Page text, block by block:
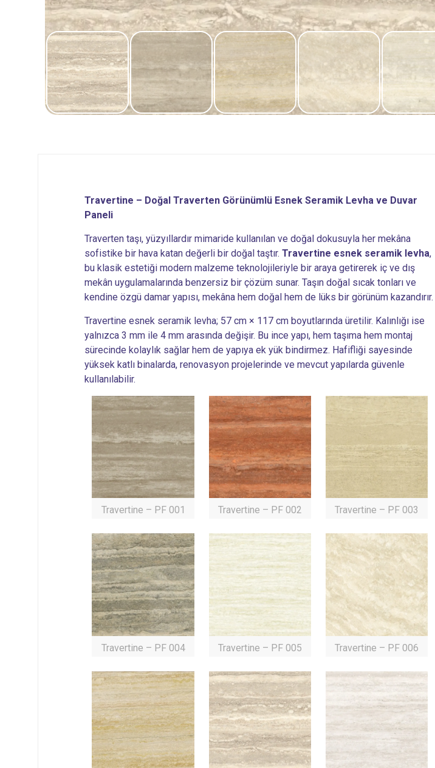
Travertine – Doğal Traverten Görünümlü Esnek Seramik Levha ve Duvar
Paneli
Traverten taşı, yüzyıllardır mimaride kullanılan ve doğal dokusuyla her mekâna
sofistike bir hava katan değerli bir doğal taştır.Travertine esnek seramik levha,
bu klasik estetiği modern malzeme teknolojileriyle bir araya getirerek iç ve dış
mekân uygulamalarında benzersiz bir çözüm sunar. Taşın doğal sıcak tonları ve
kendine özgü damar yapısı, mekâna hem doğal hem de lüks bir görünüm kazandırır.
Travertine esnek seramik levha; 57 cm × 117 cm boyutlarında üretilir. Kalınlığı ise
yalnızca 3 mm ile 4 mm arasında değişir. Bu ince yapı, hem taşıma hem montaj
sürecinde kolaylık sağlar hem de yapıya ek yük bindirmez. Hafifliği sayesinde
yüksek katlı binalarda, renovasyon projelerinde ve mevcut yapılarda güvenle
kullanılabilir.
Travertine – PF 001 Travertine – PF 002 Travertine – PF 003
Travertine – PF 004 Travertine – PF 005 Travertine – PF 006